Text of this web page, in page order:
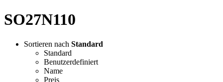
SO27N110
Sortieren nach Standard
Standard
Benutzerdefiniert
Name
Preis